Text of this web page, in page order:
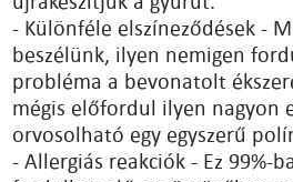
- Különféle elszíneződések -
beszélünk, ilyen nemigen
probléma a bevonatolt
mégis előfordul ilyen nagyon
orvosolható egy egyszerű
- Allergiás reakciók - Ez 99%-